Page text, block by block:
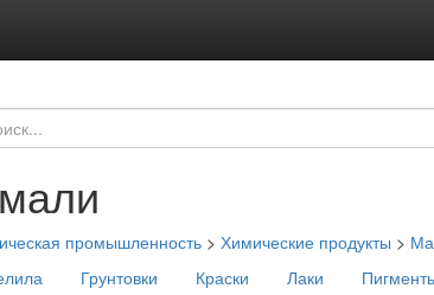
промышленность > Химические продукты >
Грунтовки Краски Лаки